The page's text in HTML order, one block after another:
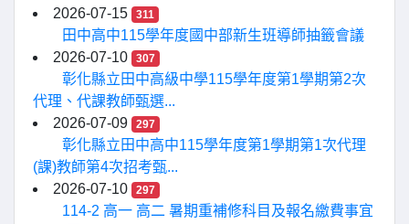
2026-07-15
311
田中高中115學年度國中部新生班導師抽籤會議
2026-07-10
307
彰化縣立田中高級中學115學年度第1學期第2次
代理、代課教師甄選...
2026-07-09
297
彰化縣立田中高中115學年度第1學期第1次代理
(課)教師第4次招考甄...
2026-07-10
297
114-2 高一 高二 暑期重補修科目及報名繳費事宜